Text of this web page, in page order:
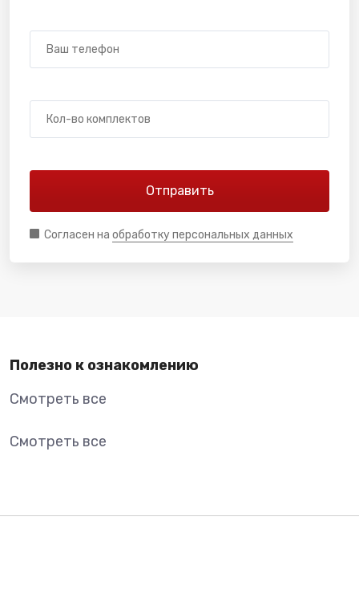
Согласен на обработку персональных данных
Полезно к ознакомлению
Смотреть все
Смотреть все